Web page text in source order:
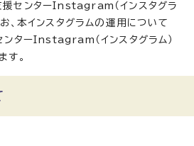
センターInstagram（インスタグラ
、本インスタグラムの運用について
ンターInstagram（インスタグラム）
す。